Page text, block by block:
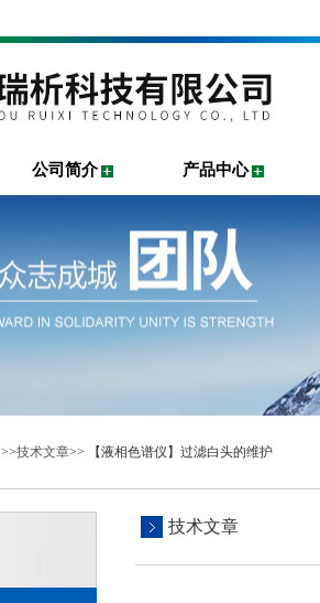
公司简介 产品中心
>>技术文章>> 【液相色谱仪】过滤白头的维护
技术文章